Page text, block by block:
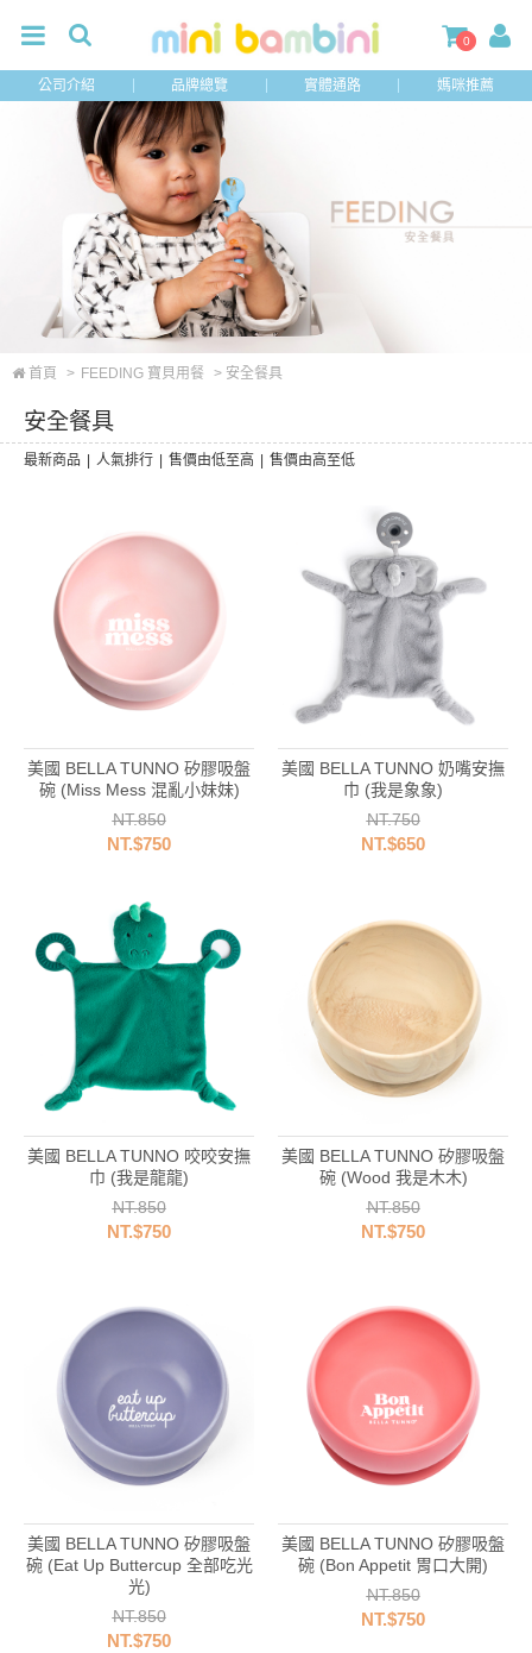
0
公司介紹 品牌總覽 實體通路 媽咪推薦
首頁 > FEEDING 寶貝用餐 > 安全餐具
安全餐具
最新商品 人氣排行 售價由低至高 售價由高至低
美國 BELLA TUNNO 矽膠吸盤
碗 (Miss Mess 混亂小妹妹)
NT.850
NT.$750
美國 BELLA TUNNO 奶嘴安撫
巾 (我是象象)
NT.750
NT.$650
美國 BELLA TUNNO 咬咬安撫
巾 (我是龍龍)
NT.850
NT.$750
美國 BELLA TUNNO 矽膠吸盤
碗 (Wood 我是木木)
NT.850
NT.$750
美國 BELLA TUNNO 矽膠吸盤
碗 (Eat Up Buttercup 全部吃光
光)
NT.850
NT.$750
美國 BELLA TUNNO 矽膠吸盤
碗 (Bon Appetit 胃口大開)
NT.850
NT.$750